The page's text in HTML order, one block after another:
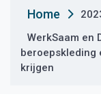
Home
WerkSaam en
beroepskleding
krijgen